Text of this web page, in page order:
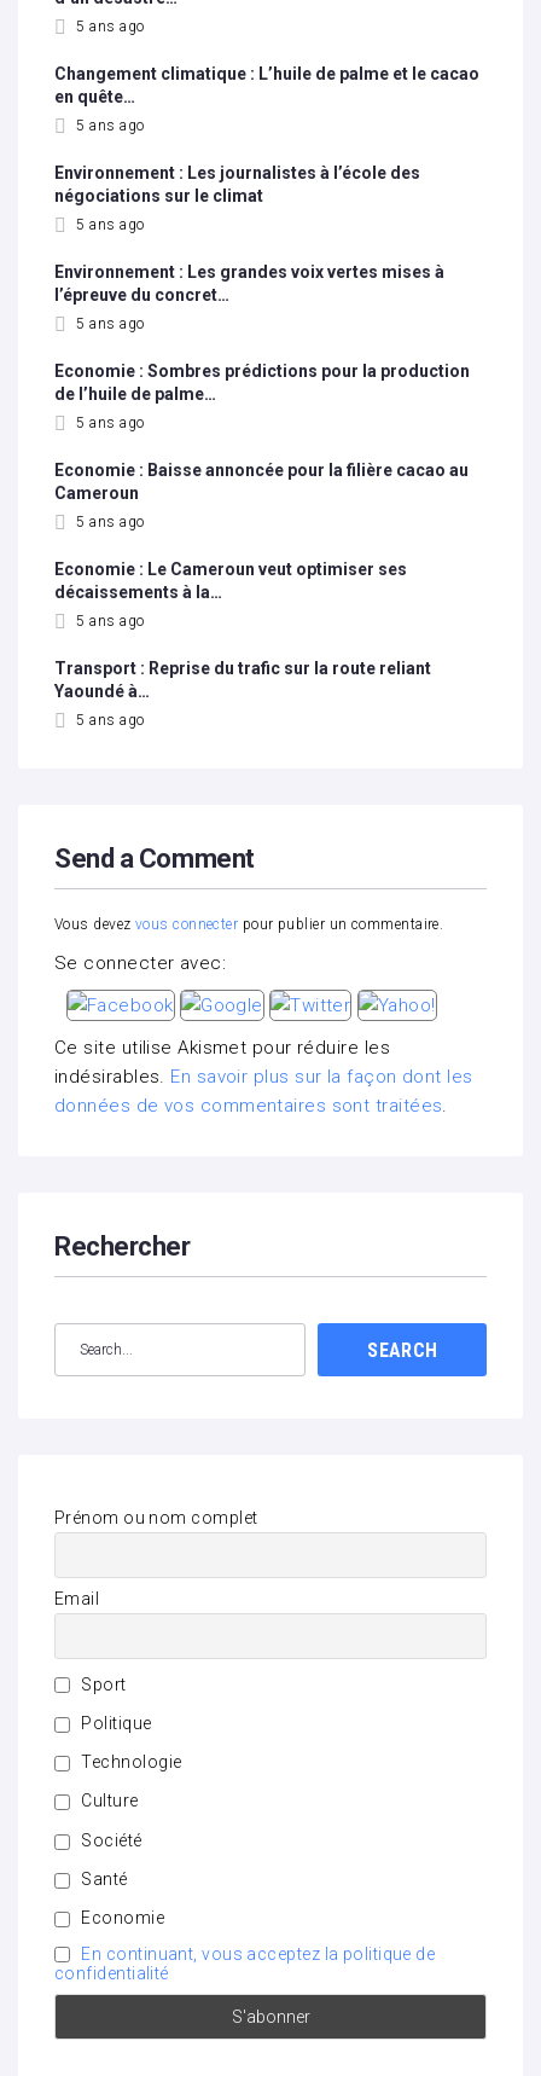
5 ans ago
Changement climatique : L’huile de palme et le cacao
en quête…
5 ans ago
Environnement : Les journalistes à l’école des
négociations sur le climat
5 ans ago
Environnement : Les grandes voix vertes mises à
l’épreuve du concret…
5 ans ago
Economie : Sombres prédictions pour la production
de l’huile de palme…
5 ans ago
Economie : Baisse annoncée pour la filière cacao au
Cameroun
5 ans ago
Economie : Le Cameroun veut optimiser ses
décaissements à la…
5 ans ago
Transport : Reprise du trafic sur la route reliant
Yaoundé à…
5 ans ago
Send a Comment
Vous devez vous connecter pour publier un commentaire.
Se connecter avec:
Ce site utilise Akismet pour réduire les
indésirables. En savoir plus sur la façon dont les
données de vos commentaires sont traitées.
Rechercher
SEARCH
Prénom ou nom complet
Email
Sport
Politique
Technologie
Culture
Société
Santé
Economie
En continuant, vous acceptez la politique de
confidentialité